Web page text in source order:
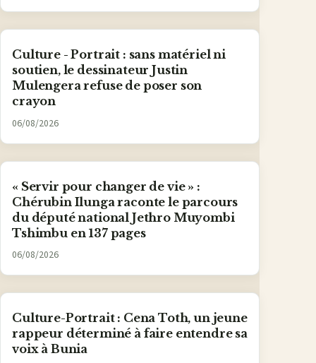
Culture - Portrait : sans matériel ni
soutien, le dessinateur Justin
Mulengera refuse de poser son
crayon
06/08/2026
« Servir pour changer de vie » :
Chérubin Ilunga raconte le parcours
du député national Jethro Muyombi
Tshimbu en 137 pages
06/08/2026
Culture-Portrait : Cena Toth, un jeune
rappeur déterminé à faire entendre sa
voix à Bunia